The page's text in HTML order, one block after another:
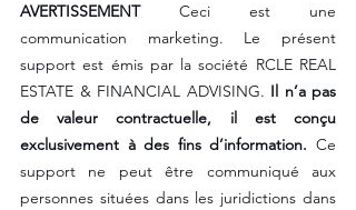
AVERTISSEMENT Ceci est une
communication marketing. Le présent
support est émis par la société RCLE REAL
ESTATE & FINANCIAL ADVISING. Il n’a pas
de valeur contractuelle, il est conçu
exclusivement à des fins d’information. Ce
support ne peut être communiqué aux
personnes situées dans les juridictions dans